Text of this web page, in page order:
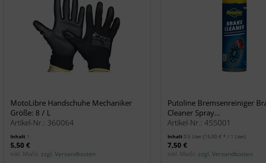
MotoLibre Handschuhe Mechaniker
Größe: 8 / L
Artikel-Nr.: 360064
Inhalt 1
5,50 €
inkl. MwSt. zzgl. Versandkosten
Putoline Bremsenreiniger
Cleaner Spray...
Artikel-Nr.: 455001
Inhalt 0.5 Liter (15,00 € * / 1 Liter)
7,50 €
inkl. MwSt. zzgl. Versandkosten